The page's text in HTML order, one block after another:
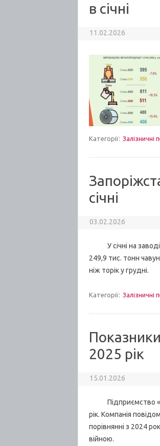
в січні
11.02.2026
Категорії: Залізничні
січні
03.02.2026
У січні на заводі
249,9 тис. тонн
ніж торік у грудні.
Категорії: Залізничні
2025 рік
15.01.2026
Підприємство
рік. Компанія
порівнянні з 2024
війною.